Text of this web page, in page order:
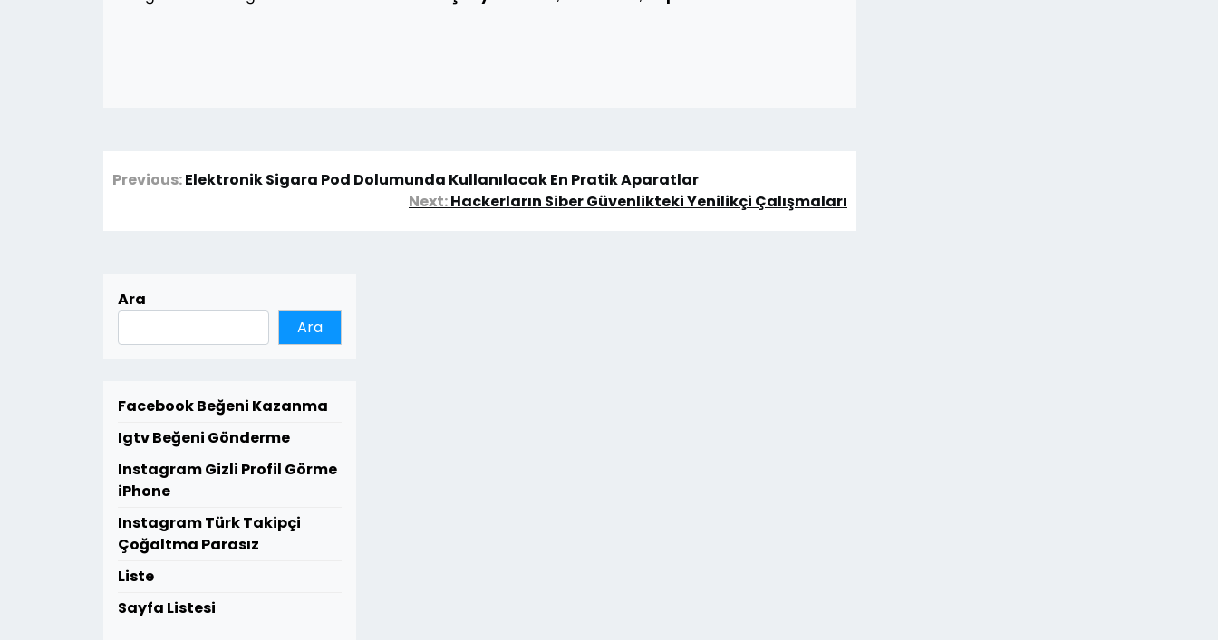
Yazı
Previous:Elektronik Sigara Pod Dolumunda Kullanılacak En Pratik Aparatlar
Next:Hackerların Siber Güvenlikteki Yenilikçi Çalışmaları
Ara
Ara
Facebook Beğeni Kazanma
Igtv Beğeni Gönderme
Instagram Gizli Profil Görme
iPhone
Instagram Türk Takipçi
Çoğaltma Parasız
Liste
Sayfa Listesi